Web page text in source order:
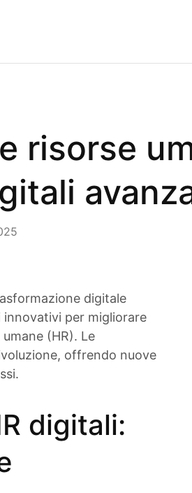
risorse
digitale
per migliorare
(HR). Le
offrendo nuove
digitali: